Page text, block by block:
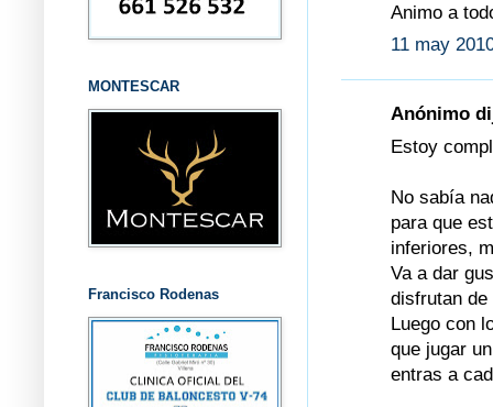
Animo a
11 may
Anónimo
Estoy
No sabía
para que
inferiores,
Va a dar
disfrutan
Luego con
que jugar
entras a
MONTESCAR
Francisco Rodenas